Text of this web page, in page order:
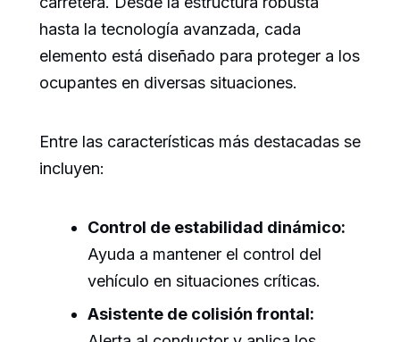
hasta la tecnología avanzada, cada
elemento está diseñado para proteger a los
ocupantes en diversas situaciones.
Entre las características más destacadas se
incluyen:
Control de estabilidad dinámico:
Ayuda a mantener el control del
vehículo en situaciones críticas.
Asistente de colisión frontal: